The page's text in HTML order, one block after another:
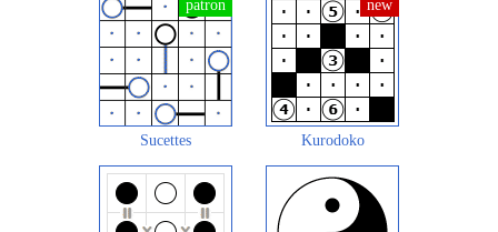
Sucettes Kurodoko